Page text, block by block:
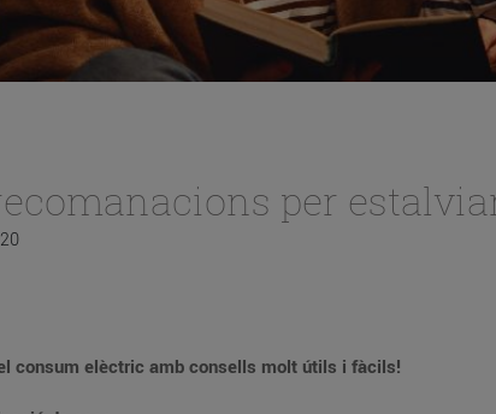
per
consum elèctric amb consells molt útils i fàcils!